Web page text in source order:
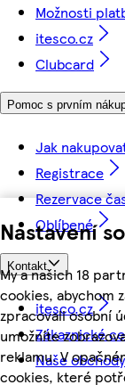
Nastavení
My a našich 18
cookies, abychom
zpracovali osobní
umožníte
reklamu. V
cookies, které
Možnosti
itesco.cz
Clubcard
Pomoc s prvním
Jak
Registrace
Rezervace
Oblíbené
Kontakt
itesco.cz
Zákaznické
Naše obchody